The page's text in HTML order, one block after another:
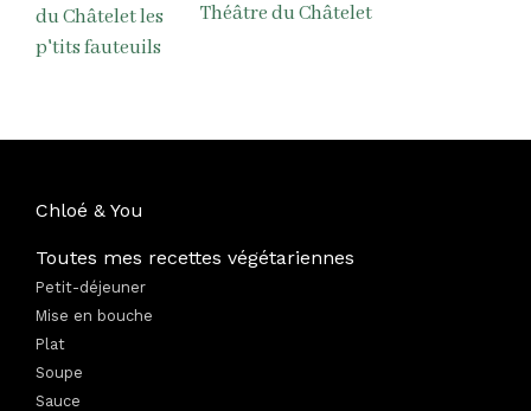
Théâtre du Châtelet
Chloé & You
Toutes mes recettes végétariennes
Petit-déjeuner
Mise en bouche
Plat
Soupe
Sauce